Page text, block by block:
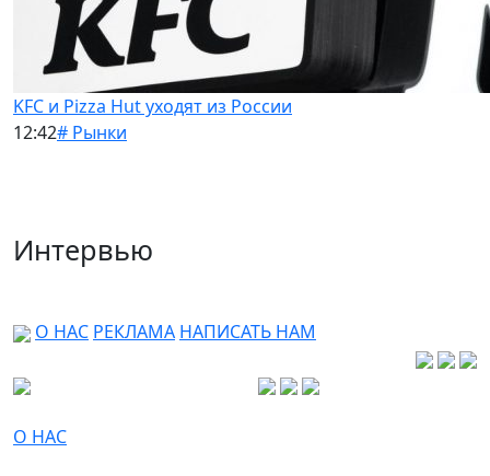
KFC и Pizza Hut уходят из России
12:42# Рынки
Интервью
О НАС РЕКЛАМА НАПИСАТЬ НАМ
О НАС